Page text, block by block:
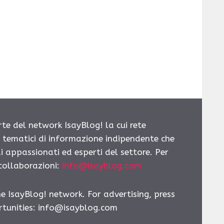
del network IsayBlog! la cui rete
di informazione indipendente che
ed esperti del settore. Per
info@isayblog.com
IsayBlog! network. For advertising, press
info@isayblog.com